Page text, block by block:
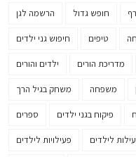
הרשמה לגן חופש גדול
חיפוש גני ילדים טיפים
ילדים והורים מדריכת הורים
משחק בגיל הרך משפחה
ספרים פיקוח בגני ילדים
פעילויות לילדים לילדים